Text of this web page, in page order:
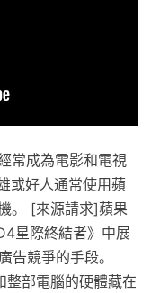
常成為電影和電視
或好人通常使用蘋
。 [來源請求]蘋果
星際終結者》中展
競爭的手段。
整部電腦的硬體藏在